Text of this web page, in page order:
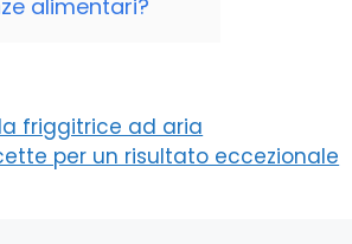
alimentari?
friggitrice ad aria
per un risultato eccezionale